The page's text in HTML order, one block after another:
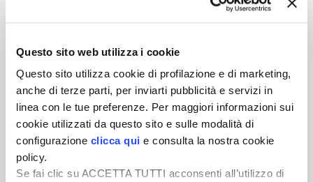
Questo sito web utilizza i cookie
Questo sito utilizza cookie di profilazione e di marketing,
anche di terze parti, per inviarti pubblicità e servizi in
linea con le tue preferenze. Per maggiori informazioni sui
cookie utilizzati da questo sito e sulle modalità di
configurazione clicca qui e consulta la nostra cookie
policy.
Se fai clic su ACCETTA TUTTI acconsenti all’utilizzo di
esigenze.
ISCRIVITI